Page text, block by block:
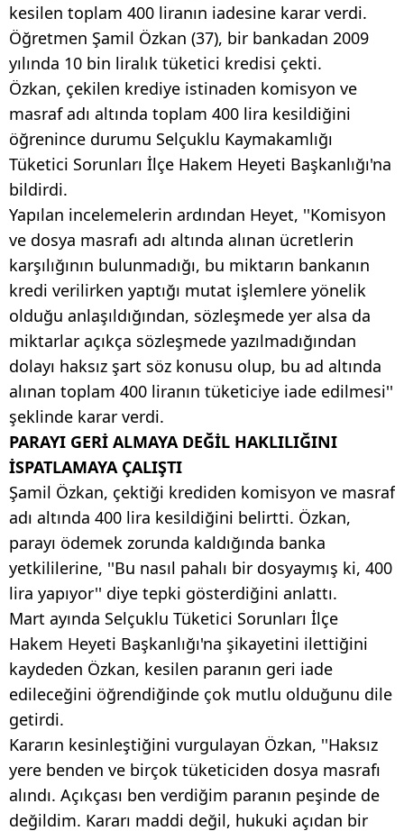
kesilen toplam 400 liranın iadesine karar verdi.
Öğretmen Şamil Özkan (37), bir bankadan 2009
yılında 10 bin liralık tüketici kredisi çekti.
Özkan, çekilen krediye istinaden komisyon ve
masraf adı altında toplam 400 lira kesildiğini
öğrenince durumu Selçuklu Kaymakamlığı
Tüketici Sorunları İlçe Hakem Heyeti Başkanlığı'na
bildirdi.
Yapılan incelemelerin ardından Heyet, ''Komisyon
ve dosya masrafı adı altında alınan ücretlerin
karşılığının bulunmadığı, bu miktarın bankanın
kredi verilirken yaptığı mutat işlemlere yönelik
olduğu anlaşıldığından, sözleşmede yer alsa da
miktarlar açıkça sözleşmede yazılmadığından
dolayı haksız şart söz konusu olup, bu ad altında
alınan toplam 400 liranın tüketiciye iade edilmesi''
şeklinde karar verdi.
PARAYI GERİ ALMAYA DEĞİL HAKLILIĞINI
İSPATLAMAYA ÇALIŞTI
Şamil Özkan, çektiği krediden komisyon ve masraf
adı altında 400 lira kesildiğini belirtti. Özkan,
parayı ödemek zorunda kaldığında banka
yetkililerine, ''Bu nasıl pahalı bir dosyaymış ki, 400
lira yapıyor'' diye tepki gösterdiğini anlattı.
Mart ayında Selçuklu Tüketici Sorunları İlçe
Hakem Heyeti Başkanlığı'na şikayetini ilettiğini
kaydeden Özkan, kesilen paranın geri iade
edileceğini öğrendiğinde çok mutlu olduğunu dile
getirdi.
Kararın kesinleştiğini vurgulayan Özkan, ''Haksız
yere benden ve birçok tüketiciden dosya masrafı
alındı. Açıkçası ben verdiğim paranın peşinde de
değildim. Kararı maddi değil, hukuki açıdan bir